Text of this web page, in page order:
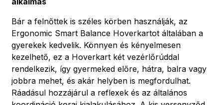
Bár a felnőttek is széles körben használják, az
Ergonomic Smart Balance Hoverkartot általában a
gyerekek kedvelik. Könnyen és kényelmesen
kezelhető, ez a Hoverkart két vezérlőrúddal
rendelkezik, így gyermeked előre, hátra, balra vagy
jobbra mehet, és akár helyben is megfordulhat.
Ráadásul hozzájárul a reflexek és az általános